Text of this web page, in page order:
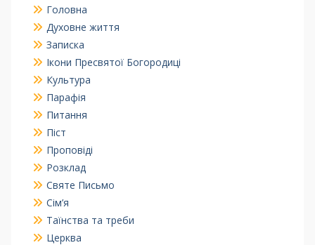
Головна
Духовне життя
Записка
Ікони Пресвятої Богородиці
Культура
Парафія
Питання
Піст
Проповіді
Розклад
Святе Письмо
Сім’я
Таїнства та треби
Церква